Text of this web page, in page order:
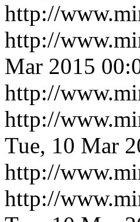
http://
http://
Mar 2015
http://
http://
Tue, 10 Mar
http://
http://